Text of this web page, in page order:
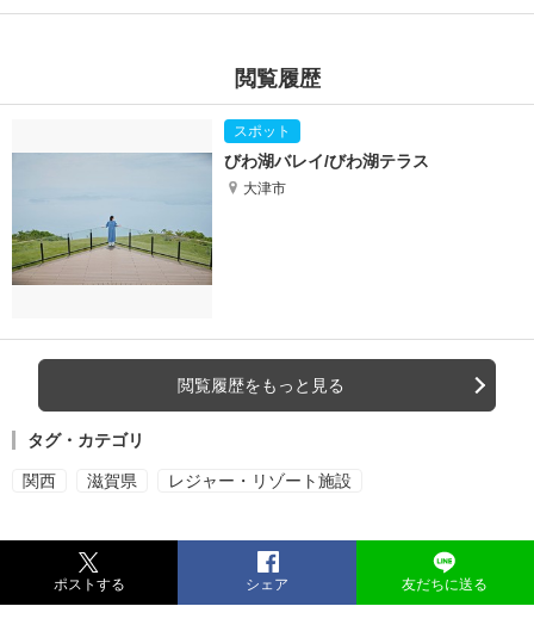
閲覧履歴
びわ湖バレイ/びわ湖テラス
大津市
閲覧履歴をもっと見る
タグ・カテゴリ
関西 滋賀県 レジャー・リゾート施設
ポストする シェア 友だちに送る